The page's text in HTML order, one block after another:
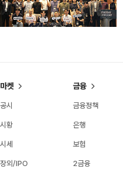
마켓
공시
시황
시세
장외/IPO
금융
금융정책
은행
보험
2금융